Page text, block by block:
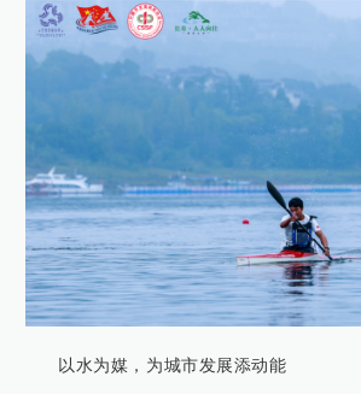
以水为媒，为城市发展添动能